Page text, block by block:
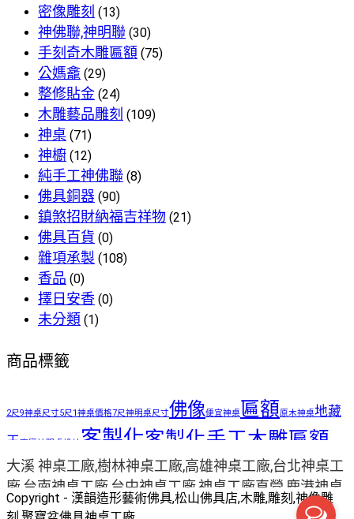
密像雕刻 (13)
神佛聯,神明聯 (30)
手刻奇木雕匾額 (75)
公媽龕 (29)
整修貼金 (24)
木雕藝品雕刻 (109)
神桌 (71)
神櫥 (12)
純手工神佛聯 (8)
佛具銅器 (90)
鎮煞招財納福吉祥物 (21)
佛具百貨 (0)
雜項承製 (108)
香品 (0)
擇日安香 (0)
未分類 (1)
商品標籤
2尺9神桌尺寸5尺1神桌價格7尺神明桌尺寸佛像便宜神桌匾額原木神桌地藏
王客廳神明桌設計 客製化客製化手工木雕匾額
客製化手工雕刻匾額客製化整修貼金彩繪家中裝潢神明
桌如何處理小型神明桌小神桌價格平價神桌彩繪手工木雕手工雕
大溪 神桌工廠,樹林神桌工廠,高雄神桌工廠,台北神桌工
廠,台南神桌工廠,台中神桌工廠,神桌工廠直營,鹿港神桌
工廠,
Copyright - 漢韻造形藝術佛具,松山佛具店,木雕,雕刻,神像雕